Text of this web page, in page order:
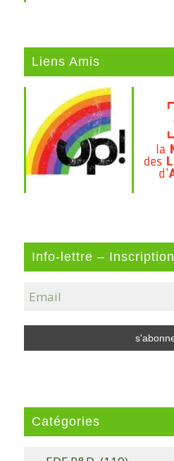
Liens Amis
Info-lettre – Inscription
Catégories
Catégories